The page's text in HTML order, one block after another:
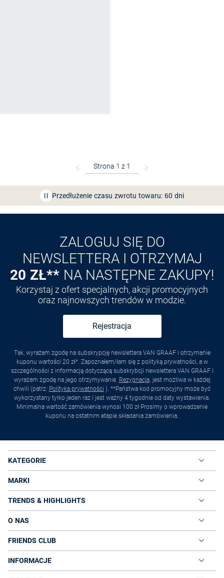
Bezpłatna dostawa z Friends
Przedłużenie czasu zwrotu towaru: 60 dni
Odkryj aplikację VANGRAAF
ZALOGUJ SIĘ DO
NEWSLETTERA I OTRZYMAJ
20 ZŁ** NA NASTĘPNE ZAKUPY!
Korzystaj z ofert specjalnych, akcji promocyjnych
oraz najnowszych trendów w modzie.
Rejestracja
Tak, wyrażam zgodę na subskrypcję newslettera VAN GRAAF i otrzymanie
kuponu wartości 20 zł*. Zapoznałem/łam się z polityką prywatności, a w
szczególności z informacją dotyczącą subskrybcji newslettera VAN GRAAF i
wyrażam zgodę na jego otrzymywanie. Rezygnacja. jest możliwa w każdej
chwili (patrz: Polityka prywatności ). **Państwa kod promocyjny może być
wykorzystany tylko jeden raz i jest ważny 4 tygodnie od daty wystawienia.
Minimalna wartość zamówienia wynosi 100 zł Prosimy o wprowadzenie
kuponu na ostatnim etapie składania zamówienia.
KATEGORIE
MARKI
TRENDS & HIGHLIGHTS
O NAS
FRIENDS CLUB
INFORMACJE